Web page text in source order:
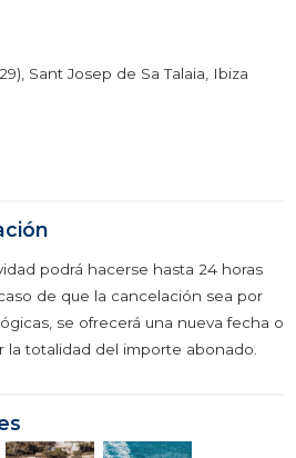
Sant Josep de Sa Talaia, Ibiza
podrá hacerse hasta 24 horas
de que la cancelación sea por
se ofrecerá una nueva fecha o
la totalidad del importe abonado.